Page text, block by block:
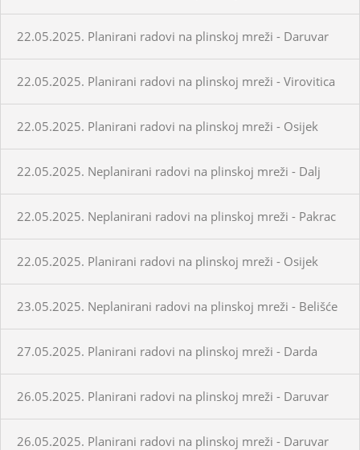
22.05.2025. Planirani radovi na plinskoj mreži - Daruvar
22.05.2025. Planirani radovi na plinskoj mreži - Virovitica
22.05.2025. Planirani radovi na plinskoj mreži - Osijek
22.05.2025. Neplanirani radovi na plinskoj mreži - Dalj
22.05.2025. Neplanirani radovi na plinskoj mreži - Pakrac
22.05.2025. Planirani radovi na plinskoj mreži - Osijek
23.05.2025. Neplanirani radovi na plinskoj mreži - Belišće
27.05.2025. Planirani radovi na plinskoj mreži - Darda
26.05.2025. Planirani radovi na plinskoj mreži - Daruvar
26.05.2025. Planirani radovi na plinskoj mreži - Daruvar